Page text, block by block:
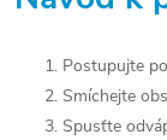
Postupujte
Smíchejte
Spusťte